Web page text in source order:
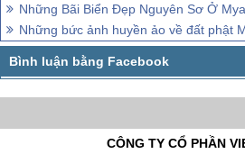
Những Bãi Biển Đẹp Nguyên Sơ Ở
Những bức ảnh huyền ảo về đất phật
CÔNG TY CỔ PHẦN